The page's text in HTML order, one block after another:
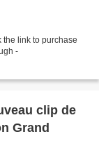
the link to purchase
-
clip de
Grand